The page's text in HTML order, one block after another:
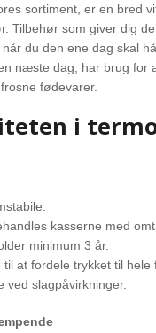
sortiment, er en bred
Tilbehør som giver dig
du den ene dag skal
næste dag, har brug for
fødevarer.
i
kasserne med
minimum 3 år.
til at fordele trykket til hele
ved slagpåvirkninger.